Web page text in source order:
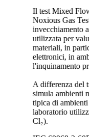
Il test Mixed
Noxious Gas
invecchiamento
utilizzata per
materiali, in
elettronici, in
l'inquinamento
A differenza del
simula ambienti
tipica di
laboratorio
Cl₂).